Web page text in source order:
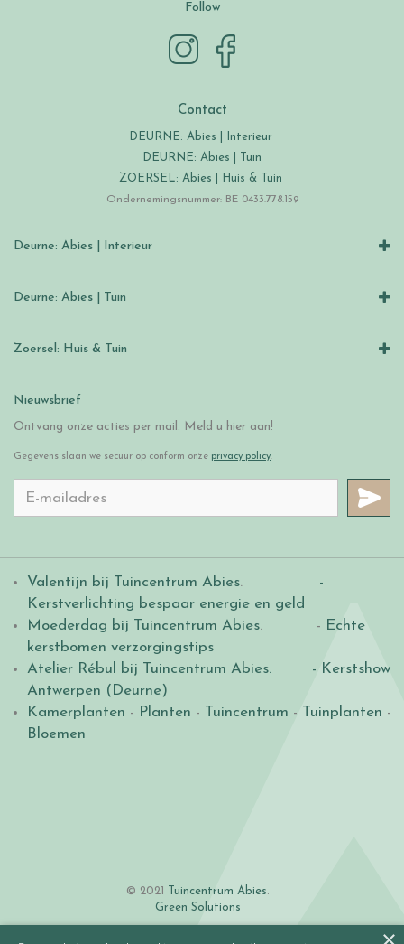
Follow
Contact
DEURNE: Abies | Interieur
DEURNE: Abies | Tuin
ZOERSEL: Abies | Huis & Tuin
Ondernemingsnummer: BE 0433.778.159
Deurne: Abies | Interieur
Deurne: Abies | Tuin
Zoersel: Huis & Tuin
Nieuwsbrief
Ontvang onze acties per mail. Meld u hier aan!
Gegevens slaan we secuur op conform onze privacy policy.
Valentijn bij Tuincentrum Abies.
-
Kerstverlichting bespaar energie en geld
Moederdag bij Tuincentrum Abies. - Echte
kerstbomen verzorgingstips
Atelier Rébul bij Tuincentrum Abies.
- Kerstshow
Antwerpen (Deurne)
Kamerplanten - Planten - Tuincentrum - Tuinplanten -
Bloemen
© 2021 Tuincentrum Abies.
Green Solutions